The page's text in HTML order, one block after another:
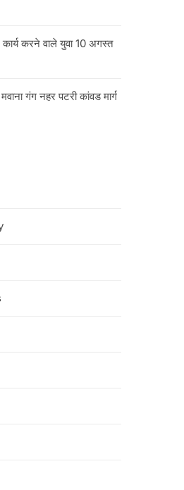
कार्य करने वाले युवा 10 अगस्त
गंग नहर पटरी कांवड मार्ग